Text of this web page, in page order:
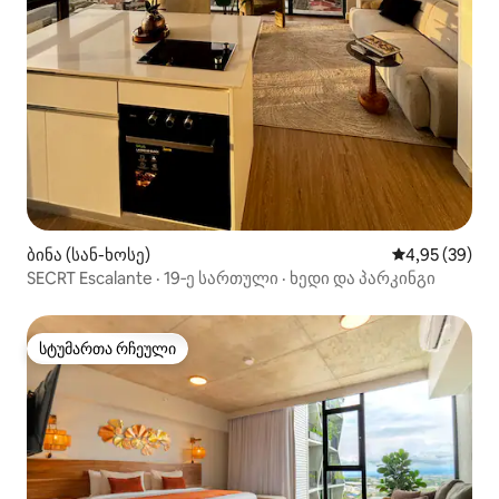
ბინა (სან-ხოსე) საშუალო
4,95 (39)
SECRT Escalante · 19‑ე სართული · ხედი და პარკინგი
სტუმართა რჩეული
სტუმართა რჩეული